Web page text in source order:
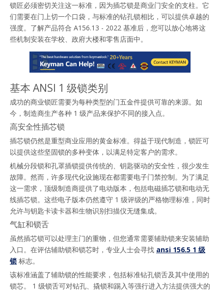
锁匠必须密切关注这一标准，因为插芯锁是商业门安全的支柱。它
们需要在门上切一个口袋，与标准的钻孔锁相比，可以提供卓越的
强度。了解产品符合 A156.13 - 2022 基准后，您可以放心地将这
些机制安装在学校、政府大楼和零售店面中。
基本 ANSI 1 级锁类别
成功的商业锁匠需要为每种类型的门五金件提供可靠的来源。如
今，制造商生产各种 1 级产品来保护不同的接入点。
高安全性插芯锁
插芯锁仍然是重型商业应用的黄金标准。得益于现代制造，锁匠可
以提供这些坚固锁的多种变体，以满足特定客户的需求。
机械分段锁和孔罩插锁提供传统的、钥匙驱动的安全性，很少发生
故障。然而，许多现代化设施现在都需要电子门禁控制。为了满足
这一需求，顶级制造商提供了电动版本，包括电磁插芯锁和电动无
线插芯锁。这些电子版本仍然遵守 1 级评级的严格物理标准，同时
允许与钥匙卡读卡器和生物识别扫描仪无缝集成。
气缸和锁舌
虽然插芯锁可以处理主门的重物，但您通常需要辅助锁来安装辅助
入口。在评估辅助锁和锁芯时，专业人士会寻找 ansi 156.5 1 级
锁 标志。
该标准涵盖了辅助锁的性能要求，包括标准钻孔锁舌及其中使用的
锁芯。 1 级锁舌可对钻孔、撬锁和踢入等强行进入方法提供强大的